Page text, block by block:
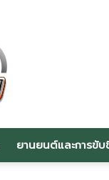
ยานยนต์และการขับ